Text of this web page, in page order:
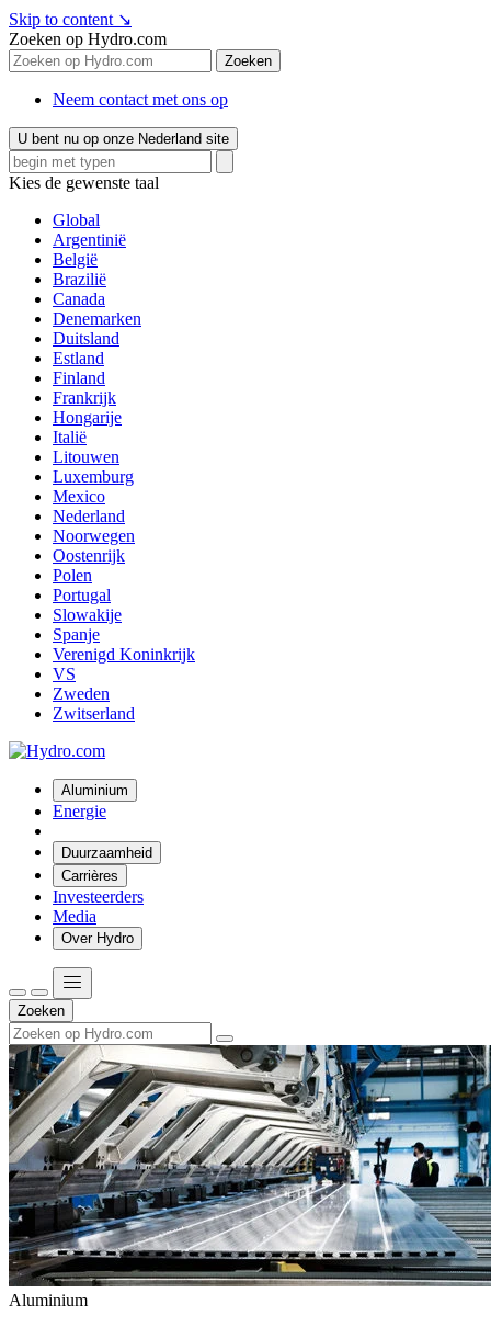
Skip to content ↘
Zoeken op Hydro.com
Zoeken
Neem contact met ons op
U bent nu op onze Nederland site
Kies de gewenste taal
Global
Argentinië
België
Brazilië
Canada
Denemarken
Duitsland
Estland
Finland
Frankrijk
Hongarije
Italië
Litouwen
Luxemburg
Mexico
Nederland
Noorwegen
Oostenrijk
Polen
Portugal
Slowakije
Spanje
Verenigd Koninkrijk
VS
Zweden
Zwitserland
Aluminium
Energie
Duurzaamheid
Carrières
Investeerders
Media
Over Hydro
Zoeken
Aluminium